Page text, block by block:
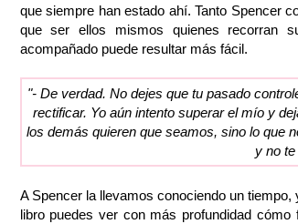
que siempre han estado ahí. Tanto Spencer
que ser ellos mismos quienes recorran
acompañado puede resultar más fácil.
"- De verdad. No dejes que tu pasado
rectificar. Yo aún intento superar el mío y
los demás quieren que seamos, sino lo que
y no
A Spencer la llevamos conociendo un
libro puedes ver con más profundidad